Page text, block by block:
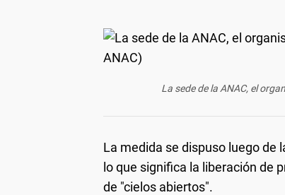
La sede de la ANAC, el
La medida se dispuso luego de
lo que significa la liberación de
de "cielos abiertos".